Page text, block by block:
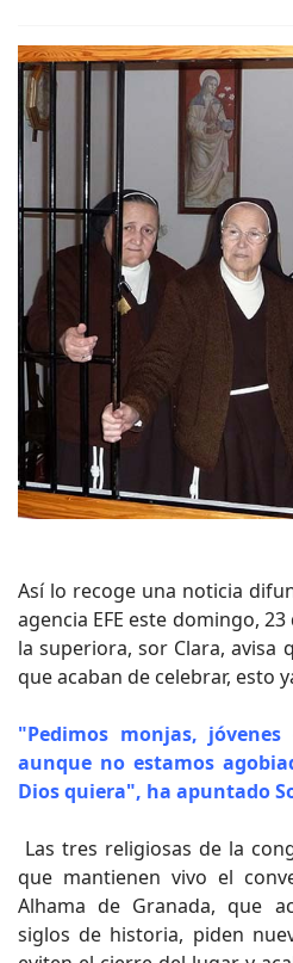
Así lo recoge una noticia
agencia EFE este domingo,
la superiora, sor Clara, avisa
que acaban de celebrar, esto
"Pedimos monjas,
aunque no estamos
Dios quiera", ha apuntado
Las tres religiosas de la
que mantienen vivo el
Alhama de Granada, que
siglos de historia, piden